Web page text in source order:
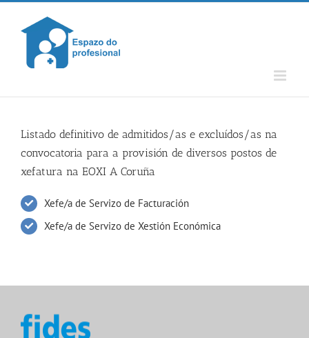
Skip
content
Listado definitivo de admitidos/as e excluídos/as na
convocatoria para a provisión de diversos postos de
xefatura na EOXI A Coruña
Xefe/a de Servizo de Facturación
Xefe/a de Servizo de Xestión Económica